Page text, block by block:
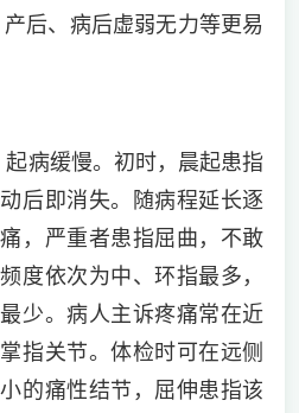
后、病后虚弱无力等更易
起病缓慢。初时，晨起患指
后即消失。随病程延长逐
，严重者患指屈曲，不敢
度依次为中、环指最多，
少。病人主诉疼痛常在近
指关节。体检时可在远侧
的痛性结节，屈伸患指该